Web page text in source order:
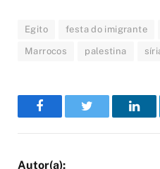
Egito festa do imigrante
Marrocos palestina
FacebookTwitter